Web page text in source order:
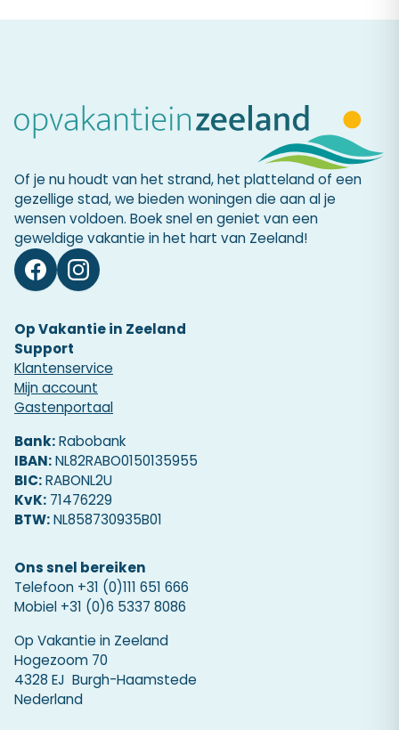
Of je nu houdt van het strand, het platteland of een
gezellige stad, we bieden woningen die aan al je
wensen voldoen. Boek snel en geniet van een
geweldige vakantie in het hart van Zeeland!
Op Vakantie in Zeeland
Support
Klantenservice
Mijn account
Gastenportaal
Bank:Rabobank
IBAN:NL82RABO0150135955
BIC:RABONL2U
KvK: 71476229
BTW:NL858730935B01
Ons snel bereiken
Telefoon +31 (0)111 651 666
Mobiel +31 (0)6 5337 8086
Op Vakantie in Zeeland
Hogezoom 70
4328 EJ Burgh-Haamstede
Nederland